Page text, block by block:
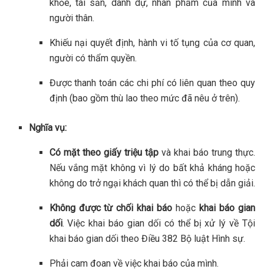
khỏe, tài sản, danh dự, nhân phẩm của mình và
người thân.
Khiếu nại quyết định, hành vi tố tụng của cơ quan,
người có thẩm quyền.
Được thanh toán các chi phí có liên quan theo quy
định (bao gồm thù lao theo mức đã nêu ở trên).
Nghĩa vụ:
Có mặt theo giấy triệu tậpvà khai báo trung thực.
Nếu vắng mặt không vì lý do bất khả kháng hoặc
không do trở ngại khách quan thì có thể bị dẫn giải.
Không được từ chối khai báo hoặc khai báo gian
dối. Việc khai báo gian dối có thể bị xử lý về Tội
khai báo gian dối theo Điều 382 Bộ luật Hình sự.
Phải cam đoan về việc khai báo của mình.